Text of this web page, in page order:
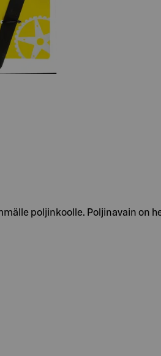
poljinkoolle. Poljinavain on